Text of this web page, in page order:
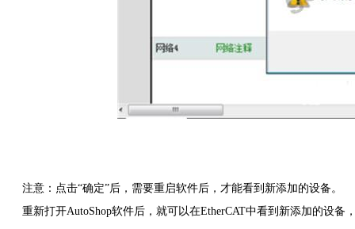
注意：点击“确定”后，需要重启软件后，才能看到新添加的设备。
重新打开AutoShop软件后，就可以在EtherCAT中看到新添加的设备